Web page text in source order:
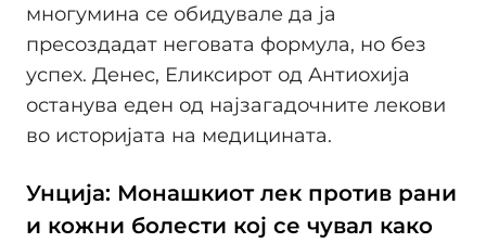
многумина се обидувале да ја
пресоздадат неговата формула, но без
успех. Денес, Еликсирот од Антиохија
останува еден од најзагадочните лекови
во историјата на медицината.
Унција: Монашкиот лек против рани
и кожни болести кој се чувал како